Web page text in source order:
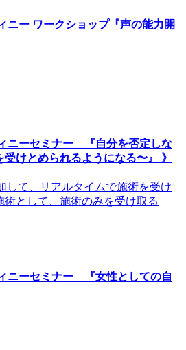
ニー ワークショップ『声の能力開
ニーセミナー 『自分を否定しな
けとめられるようになる〜』 》
して、リアルタイムで施術を受け
として、施術のみを受け取る
ニーセミナー 『女性としての自